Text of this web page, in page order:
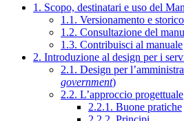
1. Scopo, destinatari e uso del
1.1. Versionamento e storico
1.2. Consultazione del
1.3. Contribuisci al manuale
2. Introduzione al design per i
2.1. Design per
government)
2.2. L’approccio progettuale
2.2.1. Buone pratiche